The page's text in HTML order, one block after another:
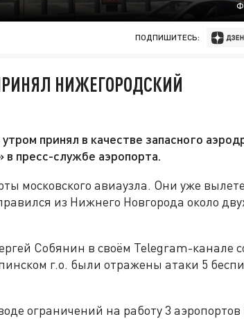
ПОДПИШИТЕСЬ:
НИЖЕГОРОДСКИЙ
принял в качестве запасного
пресс-службе аэропорта.
московского авиаузла. Они уже
из Нижнего Новгорода около
Собянин в своём Telegram-канале
г.о. были отражены атаки 5
ограничений на работу 3 аэропортов